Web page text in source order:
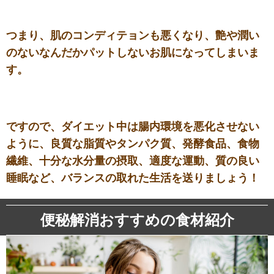
つまり、肌のコンディテョンも悪くなり、艶や潤い
のないなんだかパットしないお肌になってしまいま
す。
ですので、ダイエット中は腸内環境を悪化させない
ように、良質な脂質やタンパク質、発酵食品、食物
繊維、十分な水分量の摂取、適度な運動、質の良い
睡眠など、バランスの取れた生活を送りましょう！
便秘解消おすすめの食材紹介